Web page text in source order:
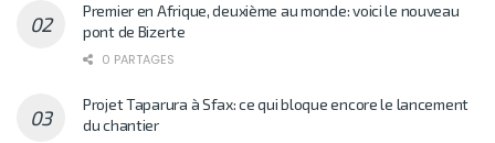
Premier en Afrique, deuxième au monde: voici le nouveau
pont de Bizerte
0 PARTAGES
Projet Taparura à Sfax: ce qui bloque encore le lancement
du chantier